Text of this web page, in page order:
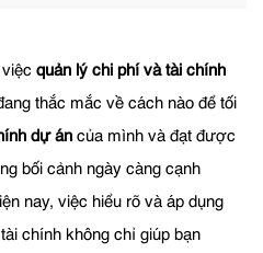
quản lý chi phí và tài chính
thắc mắc về cách nào để tối
dự án của mình và đạt được
bối cảnh ngày càng cạnh
nay, việc hiểu rõ và áp dụng
chính không chỉ giúp bạn